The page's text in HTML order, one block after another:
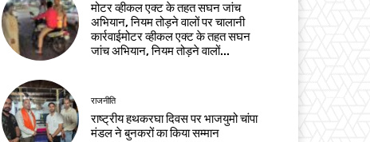
मोटर व्हीकल एक्ट के तहत सघन जांच
अभियान, नियम तोड़ने वालों पर चालानी
कार्रवाईमोटर व्हीकल एक्ट के तहत सघन
जांच अभियान, नियम तोड़ने वालों...
राजनीति
राष्ट्रीय हथकरघा दिवस पर भाजयुमो चांपा
मंडल ने बुनकरों का किया सम्मान